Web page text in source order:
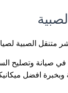
الصبية
صيانة وتصليح
افضل